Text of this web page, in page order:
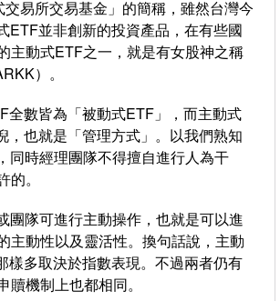
易所交易基金」的簡稱，雖然台灣今
ETF並非創新的投資產品，在有些國
主動式ETF之一，就是有女股神之稱
）。
數皆為「被動式ETF」，而主動式
也就是「管理方式」。以我們熟知
同時經理團隊不得擅自進行人為干
。
團隊可進行主動操作，也就是可以進
主動性以及靈活性。換句話說，主動
多取決於指數表現。不過兩者仍有
機制上也都相同。